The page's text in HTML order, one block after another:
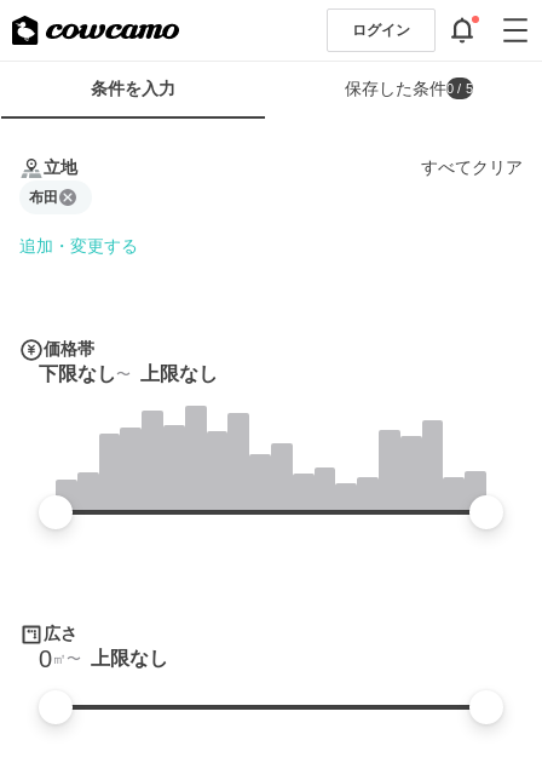
ログイン
条
条件を入力 保存した条件0 / 5
立地 すべてクリア
布田
追加・変更する
価格帯
下限なし 上限なし
広さ
0㎡ 上限なし